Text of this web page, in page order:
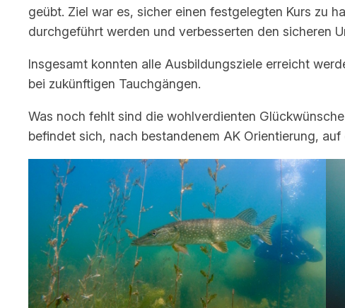
geübt. Ziel war es, sicher einen festgelegten Kurs zu
durchgeführt werden und verbesserten den sicheren
Insgesamt konnten alle Ausbildungsziele erreicht
bei zukünftigen Tauchgängen.
Was noch fehlt sind die wohlverdienten
befindet sich, nach bestandenem AK Orientierung,